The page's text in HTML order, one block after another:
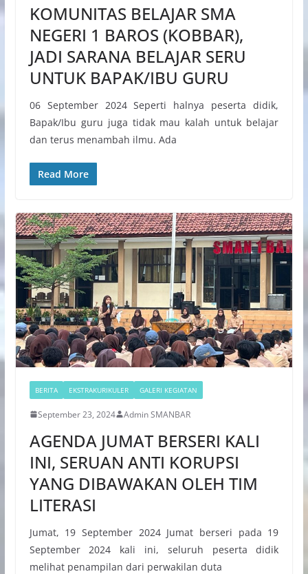
KOMUNITAS BELAJAR SMA
NEGERI 1 BAROS (KOBBAR),
JADI SARANA BELAJAR SERU
UNTUK BAPAK/IBU GURU
06 September 2024 Seperti halnya peserta didik,
Bapak/Ibu guru juga tidak mau kalah untuk belajar
dan terus menambah ilmu. Ada
Read More
BERITA EKSTRAKURIKULER GALERI KEGIATAN
September 23, 2024 Admin SMANBAR
AGENDA JUMAT BERSERI KALI
INI, SERUAN ANTI KORUPSI
YANG DIBAWAKAN OLEH TIM
LITERASI
Jumat, 19 September 2024 Jumat berseri pada 19
September 2024 kali ini, seluruh peserta didik
melihat penampilan dari perwakilan duta